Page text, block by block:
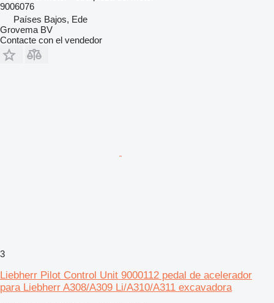
9006076
Países Bajos, Ede
Grovema BV
Contacte con el vendedor
3
Liebherr Pilot Control Unit 9000112 pedal de acelerador
para Liebherr A308/A309 Li/A310/A311 excavadora